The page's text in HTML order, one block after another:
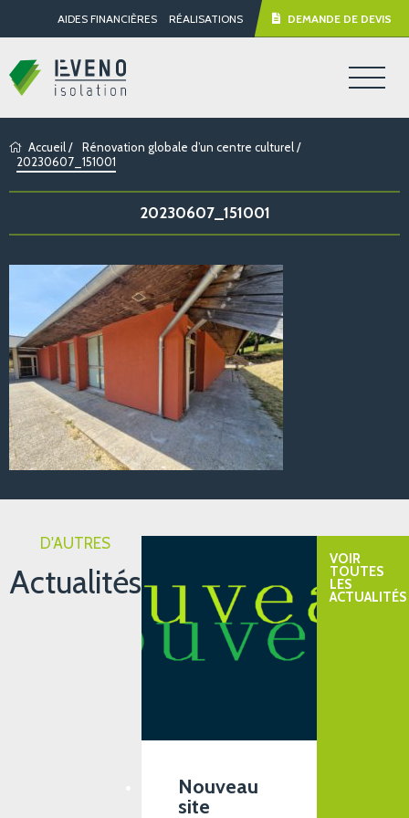
AIDES FINANCIÈRES RÉALISATIONS DEMANDE DE DEVIS
Accueil/ Rénovation globale d’un centre culturel/
20230607_151001
20230607_151001
D'AUTRES
Actualités
Nouveau
site
VOIR
TOUTES
LES
ACTUALITÉS